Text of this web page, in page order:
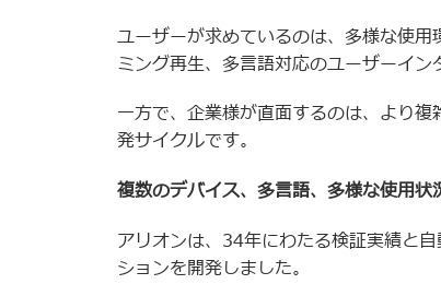
ユーザーが求めているのは、多様な使
ミング再生、多言語対応のユーザーイン
一方で、企業様が直面するのは、より
発サイクルです。
複数のデバイス、多言語、多様な使用
アリオンは、34年にわたる検証実績と
ションを開発しました。